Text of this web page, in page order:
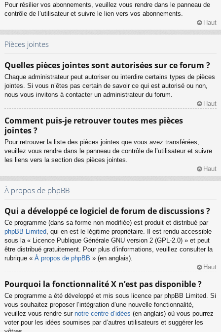
Pour résilier vos abonnements, veuillez vous rendre dans le panneau de
contrôle de l’utilisateur et suivre le lien vers vos abonnements.
Haut
Pièces jointes
Quelles pièces jointes sont autorisées sur ce forum ?
Chaque administrateur peut autoriser ou interdire certains types de pièces
jointes. Si vous n’êtes pas certain de savoir ce qui est autorisé ou non,
nous vous invitons à contacter un administrateur du forum.
Haut
Comment puis-je retrouver toutes mes pièces
jointes ?
Pour retrouver la liste des pièces jointes que vous avez transférées,
veuillez vous rendre dans le panneau de contrôle de l’utilisateur et suivre
les liens vers la section des pièces jointes.
Haut
À propos de phpBB
Qui a développé ce logiciel de forum de discussions ?
Ce programme (dans sa forme non modifiée) est produit et distribué par
phpBB Limited, qui en est le légitime propriétaire. Il est rendu accessible
sous la « Licence Publique Générale GNU version 2 (GPL-2.0) » et peut
être distribué gratuitement. Pour plus d’informations, veuillez consulter la
rubrique « À propos de phpBB » (en anglais).
Haut
Pourquoi la fonctionnalité X n’est pas disponible ?
Ce programme a été développé et mis sous licence par phpBB Limited. Si
vous souhaitez proposer l’intégration d’une nouvelle fonctionnalité,
veuillez vous rendre sur notre centre d’idées (en anglais) où vous pourrez
voter pour les idées soumises par d’autres utilisateurs et suggérer les